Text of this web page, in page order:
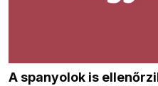
A spanyolok is